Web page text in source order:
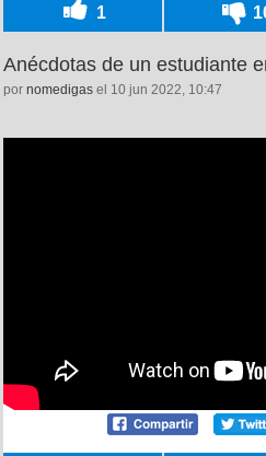
1
Anécdotas de un estudiante
por nomedigas el 10 jun 2022, 10:47